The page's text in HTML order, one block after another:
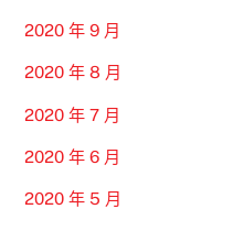
2020 年 9 月
2020 年 8 月
2020 年 7 月
2020 年 6 月
2020 年 5 月